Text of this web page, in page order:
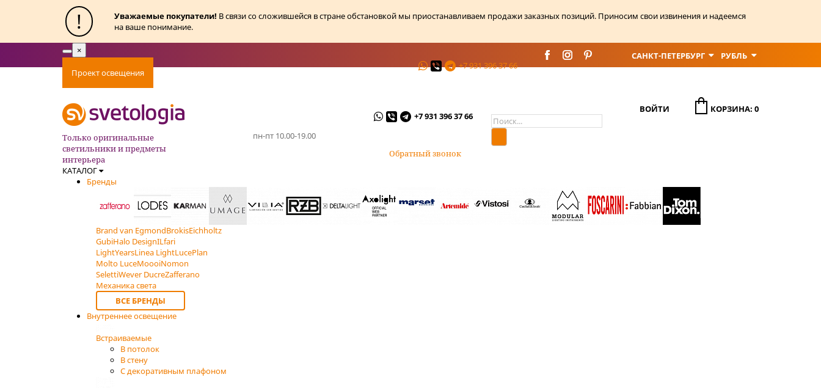
! Уважаемые покупатели! В связи со сложившейся в стране обстановкой мы приостанавливаем продажи заказных позиций. Приносим свои извинения и надеемся
на ваше понимание.
Toggle
×
Проект освещения
+7 931 396 37 66
САНКТ-ПЕТЕРБУРГ РУБЛЬ
Только оригинальные
светильники и предметы
интерьера
пн-пт 10.00-19.00
+7 931 396 37 66
Обратный звонок
ВОЙТИ КОРЗИНА: 0
КАТАЛОГ
Бренды
Brand van EgmondBrokisEichholtz
GubiHalo DesignILfari
LightYearsLinea LightLucePlan
Molto LuceMoooiNomon
SelettiWever DucreZafferano
Механика света
ВСЕ БРЕНДЫ
Внутреннее освещение
Встраиваемые
В потолок
В стену
С декоративным плафоном